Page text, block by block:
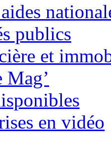
publics
et
en vidéo